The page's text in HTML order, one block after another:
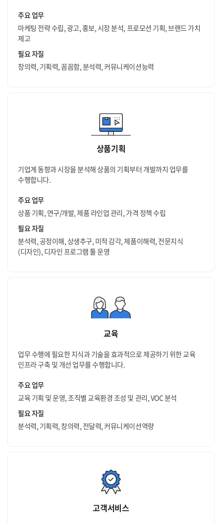
주요 업무
마케팅 전략 수립, 광고, 홍보, 시장 분석, 프로모션 기획, 브랜드 가치
제고
필요 자질
창의력, 기획력, 꼼꼼함, 분석력, 커뮤니케이션능력
상품기획
기업계 동향과 시장을 분석해 상품의 기획부터 개발까지 업무를
수행합니다.
주요 업무
상품 기획, 연구/개발, 제품 라인업 관리, 가격 정책 수립
필요 자질
분석력, 공정이해, 상생추구, 미적 감각, 제품이해력, 전문지식
(디자인), 디자인 프로그램 툴 운영
교육
업무 수행에 필요한 지식과 기술을 효과적으로 제공하기 위한 교육
인프라 구축 및 개선 업무를 수행합니다.
주요 업무
교육 기획 및 운영, 조직별 교육환경 조성 및 관리, VOC 분석
필요 자질
분석력, 기획력, 창의력, 전달력, 커뮤니케이션역량
고객서비스